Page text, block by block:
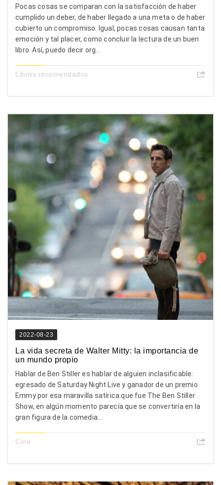
Pocas cosas se comparan con la satisfacción de haber
cumplido un deber, de haber llegado a una meta o de haber
cubierto un compromiso. Igual, pocas cosas causan tanta
emoción y tal placer, como concluir la lectura de un buen
libro. Así, puedo decir org...
Libros recomendados
2022-08-23
La vida secreta de Walter Mitty: la importancia de
un mundo propio
Hablar de Ben Stiller es hablar de alguien inclasificable:
egresado de Saturday Night Live y ganador de un premio
Emmy por esa maravilla satírica que fue The Ben Stiller
Show, en algún momento parecía que se convertiría en la
gran figura de la comedia...
Cine